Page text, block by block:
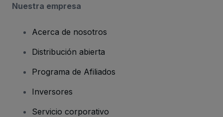
Nuestra empresa
Acerca de nosotros
Distribución abierta
Programa de Afiliados
Inversores
Servicio corporativo